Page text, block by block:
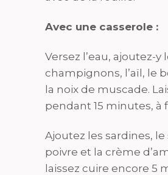
Avec une casserole :
Versez l’eau, ajoutez-y
champignons, l’aïl, le
la noix de muscade.
pendant 15 minutes, à
Ajoutez les sardines, le
poivre et la crème
laissez cuire encore 5